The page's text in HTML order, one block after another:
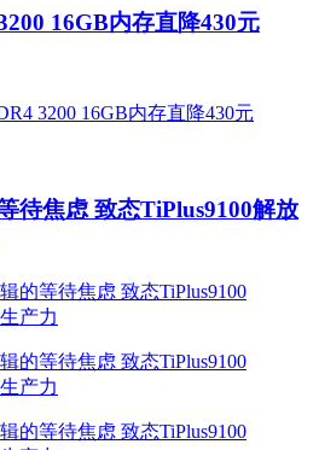
16GB内存直降430元
待焦虑 致态TiPlus9100解放